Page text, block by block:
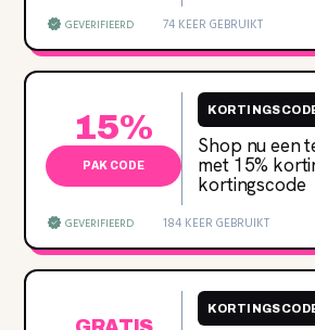
GEVERIFIEERD 74 KEER GEBRUIKT
15%
PAK CODE
Shop nu een
met 15‌%
kortingscode
GEVERIFIEERD 184 KEER GEBRUIKT